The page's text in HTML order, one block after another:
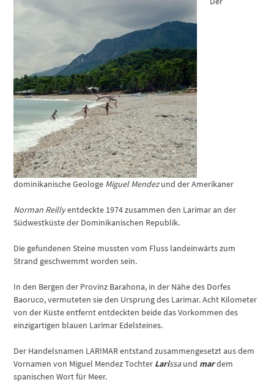
dominikanische Geologe Miguel Mendezund der Amerikaner
Norman Reillyentdeckte 1974 zusammen den Larimar an der
Südwestküste der Dominikanischen Republik.
Die gefundenen Steine mussten vom Fluss landeinwärts zum
Strand geschwemmt worden sein.
In den Bergen der Provinz Barahona, in der Nähe des Dorfes
Baoruco, vermuteten sie den Ursprung des Larimar. Acht Kilometer
von der Küste entfernt entdeckten beide das Vorkommen des
einzigartigen blauen Larimar Edelsteines.
Der Handelsnamen LARIMAR entstand zusammengesetzt aus dem
Vornamen von Miguel Mendez Tochter Larissaund mardem
spanischen Wort für Meer.